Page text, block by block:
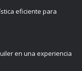
eficiente para
en una experiencia